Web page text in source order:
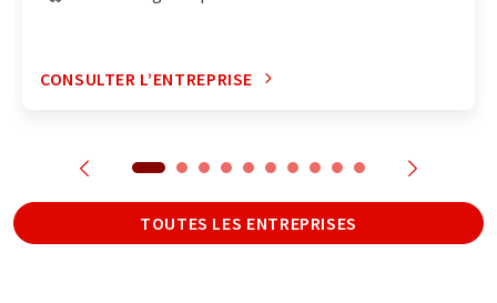
CONSULTER L’ENTREPRISE
TOUTES LES ENTREPRISES